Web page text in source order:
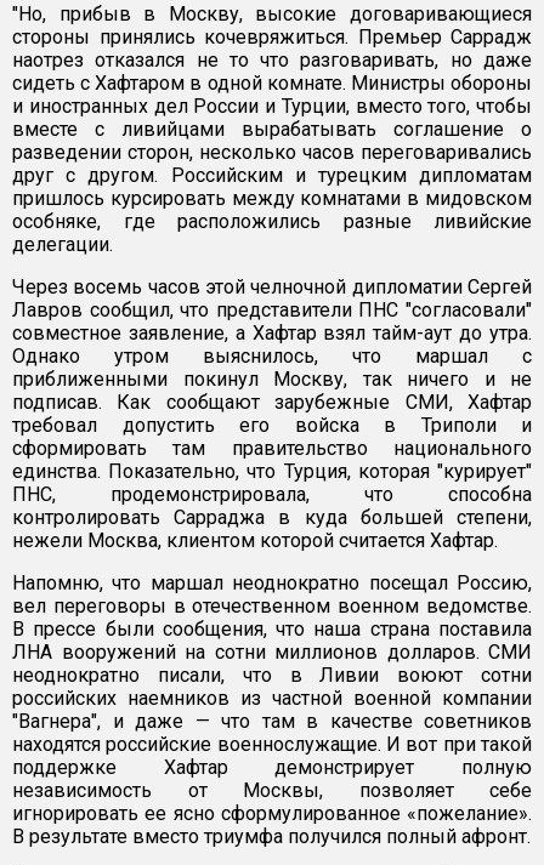
"Но, прибыв в Москву, высокие договаривающиеся
стороны принялись кочевряжиться. Премьер Саррадж
наотрез отказался не то что разговаривать, но даже
сидеть с Хафтаром в одной комнате. Министры обороны
и иностранных дел России и Турции, вместо того, чтобы
вместе с ливийцами вырабатывать соглашение о
разведении сторон, несколько часов переговаривались
друг с другом. Российским и турецким дипломатам
пришлось курсировать между комнатами в мидовском
особняке, где расположились разные ливийские
делегации.
Через восемь часов этой челночной дипломатии Сергей
Лавров сообщил, что представители ПНС "согласовали"
совместное заявление, а Хафтар взял тайм-аут до утра.
Однако утром выяснилось, что маршал с
приближенными покинул Москву, так ничего и не
подписав. Как сообщают зарубежные СМИ, Хафтар
требовал допустить его войска в Триполи и
сформировать там правительство национального
единства. Показательно, что Турция, которая "курирует"
ПНС, продемонстрировала, что способна
контролировать Сарраджа в куда большей степени,
нежели Москва, клиентом которой считается Хафтар.
Напомню, что маршал неоднократно посещал Россию,
вел переговоры в отечественном военном ведомстве.
В прессе были сообщения, что наша страна поставила
ЛНА вооружений на сотни миллионов долларов. СМИ
неоднократно писали, что в Ливии воюют сотни
российских наемников из частной военной компании
"Вагнера", и даже — что там в качестве советников
находятся российские военнослужащие. И вот при такой
поддержке Хафтар демонстрирует полную
независимость от Москвы, позволяет себе
игнорировать ее ясно сформулированное «пожелание».
В результате вместо триумфа получился полный афронт.